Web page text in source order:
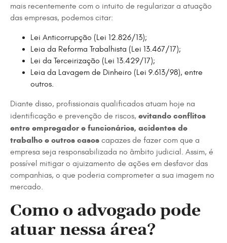
mais recentemente com o intuito de regularizar a atuação
das empresas, podemos citar:
Lei Anticorrupção (Lei 12.826/13);
Leia da Reforma Trabalhista (Lei 13.467/17);
Lei da Terceirização (Lei 13.429/17);
Leia da Lavagem de Dinheiro (Lei 9.613/98), entre
outros.
Diante disso, profissionais qualificados atuam hoje na
identificação e prevenção de riscos, evitando conflitos
entre empregador e funcionários, acidentes de
trabalho e outros casos capazes de fazer com que a
empresa seja responsabilizada no âmbito judicial. Assim, é
possível mitigar o ajuizamento de ações em desfavor das
companhias, o que poderia comprometer a sua imagem no
mercado.
Como o advogado pode
atuar nessa área?